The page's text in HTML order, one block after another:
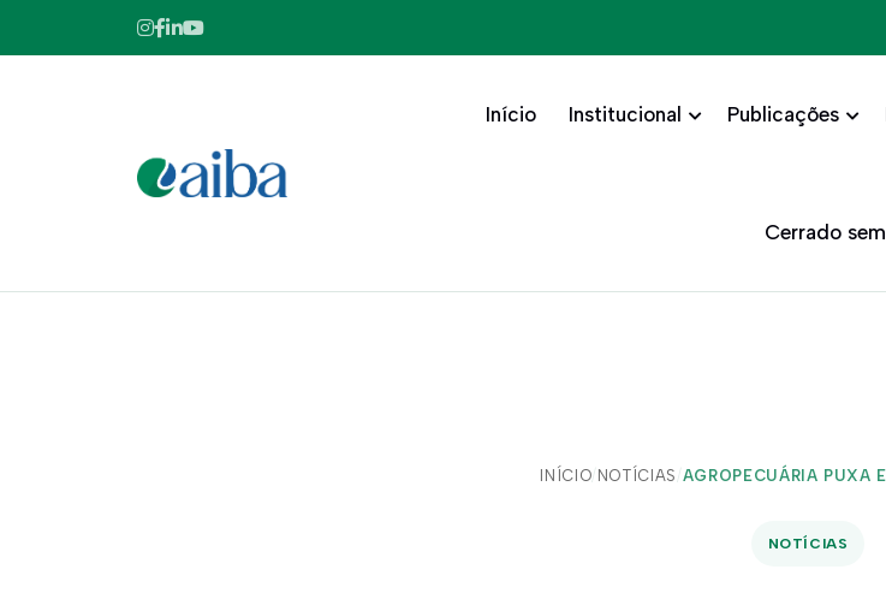
Início Institucional Publicações
Cerrado
INÍCIO/ NOTÍCIAS /AGROPECUÁRIA PUXA
NOTÍCIAS